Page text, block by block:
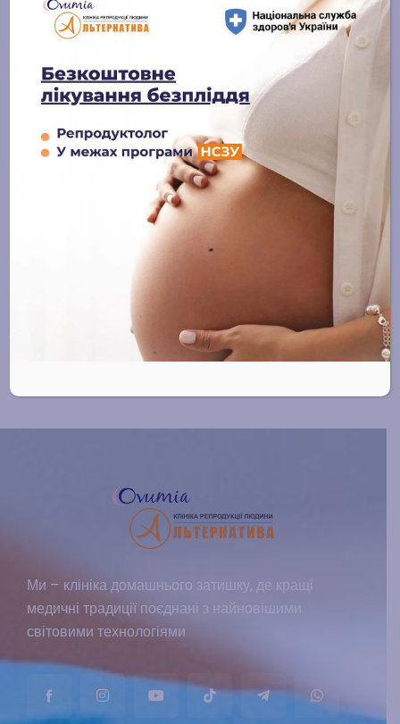
Отримати
консультацію чи
записатись на прийом
Ми – клініка домашнього затишку, де кращі
медичні традиції поєднані з найновішими
світовими технологіями